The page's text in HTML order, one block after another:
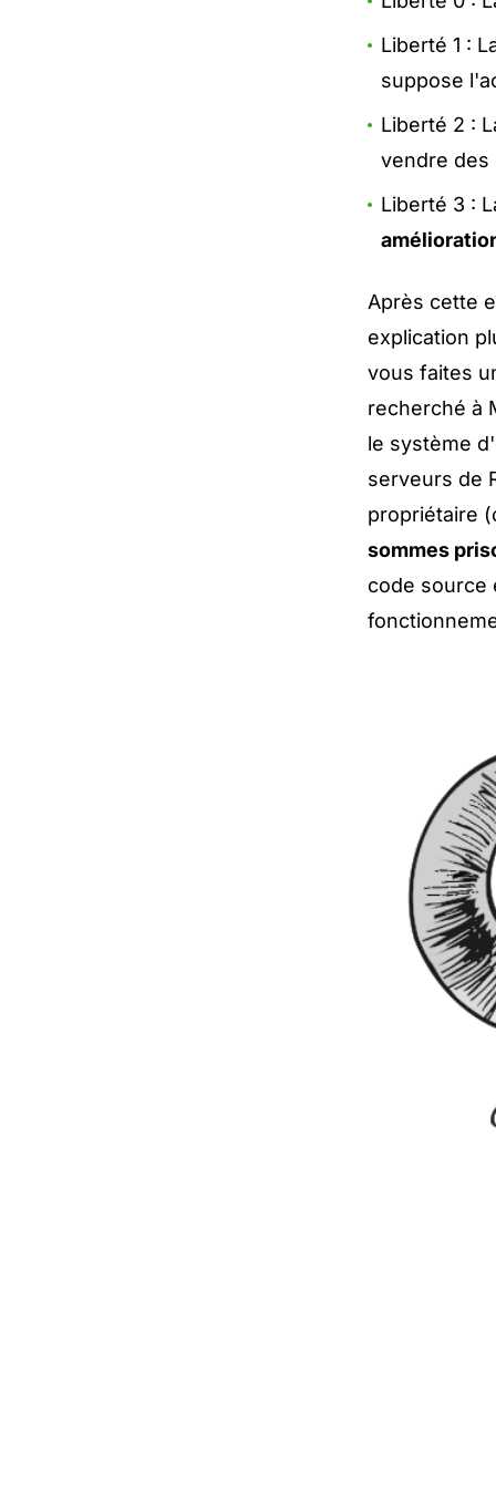
Liberté 1 :
suppose
Liberté 2 :
vendre des
Liberté 3 :
Après cette
explication
vous faites
recherché à
le système
serveurs de
propriétaire
sommes
code source